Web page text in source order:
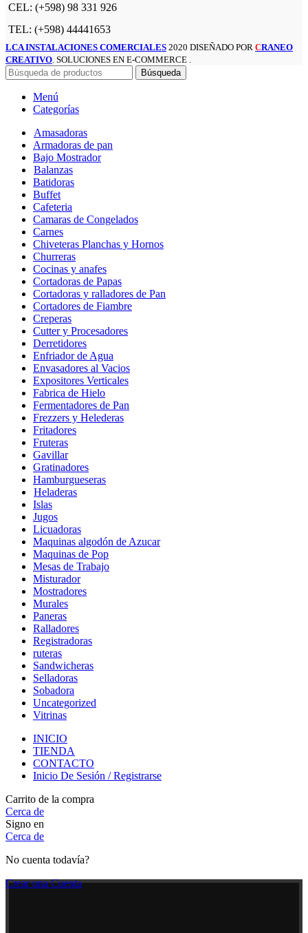
CEL: (+598) 98 331 926
TEL: (+598) 44441653
LCA INSTALACIONES COMERCIALES 2020 DISEÑADO POR CRANEO
CREATIVO . SOLUCIONES EN E-COMMERCE .
Búsqueda
Menú
Categorías
Amasadoras
Armadoras de pan
Bajo Mostrador
Balanzas
Batidoras
Buffet
Cafeteria
Camaras de Congelados
Carnes
Chiveteras Planchas y Hornos
Churreras
Cocinas y anafes
Cortadoras de Papas
Cortadoras y ralladores de Pan
Cortadores de Fiambre
Creperas
Cutter y Procesadores
Derretidores
Enfriador de Agua
Envasadores al Vacios
Expositores Verticales
Fabrica de Hielo
Fermentadores de Pan
Frezzers y Helederas
Fritadores
Fruteras
Gavillar
Gratinadores
Hamburgueseras
Heladeras
Islas
Jugos
Licuadoras
Maquinas algodón de Azucar
Maquinas de Pop
Mesas de Trabajo
Misturador
Mostradores
Murales
Paneras
Ralladores
Registradoras
ruteras
Sandwicheras
Selladoras
Sobadora
Uncategorized
Vitrinas
INICIO
TIENDA
CONTACTO
Inicio De Sesión / Registrarse
Carrito de la compra
Cerca de
Signo en
Cerca de
No cuenta todavía?
Crear una Cuenta